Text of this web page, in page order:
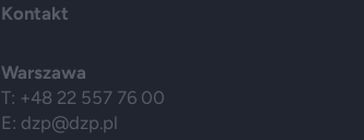
Kontakt
Warszawa
T: +48 22 557 76 00
E: dzp@dzp.pl